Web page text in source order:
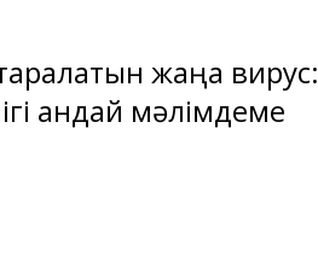
жаңа вирус:
қандай мәлімдеме